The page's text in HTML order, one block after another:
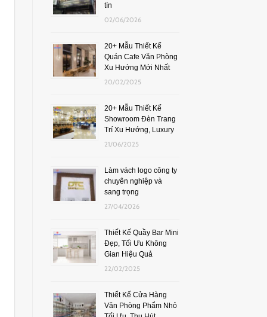
tín
02/06/2026
20+ Mẫu Thiết Kế
Quán Cafe Văn Phòng
Xu Hướng Mới Nhất
20/02/2025
20+ Mẫu Thiết Kế
Showroom Đèn Trang
Trí Xu Hướng, Luxury
21/06/2025
Làm vách logo công ty
chuyên nghiệp và
sang trọng
27/04/2026
Thiết Kế Quầy Bar Mini
Đẹp, Tối Ưu Không
Gian Hiệu Quả
22/02/2025
Thiết Kế Cửa Hàng
Văn Phòng Phẩm Nhỏ